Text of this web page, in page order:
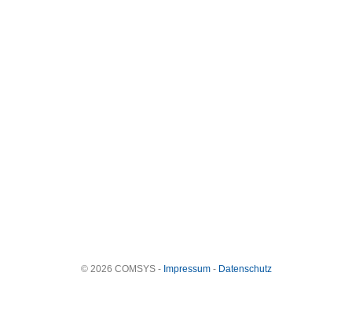
© 2026 COMSYS - Impressum- Datenschutz